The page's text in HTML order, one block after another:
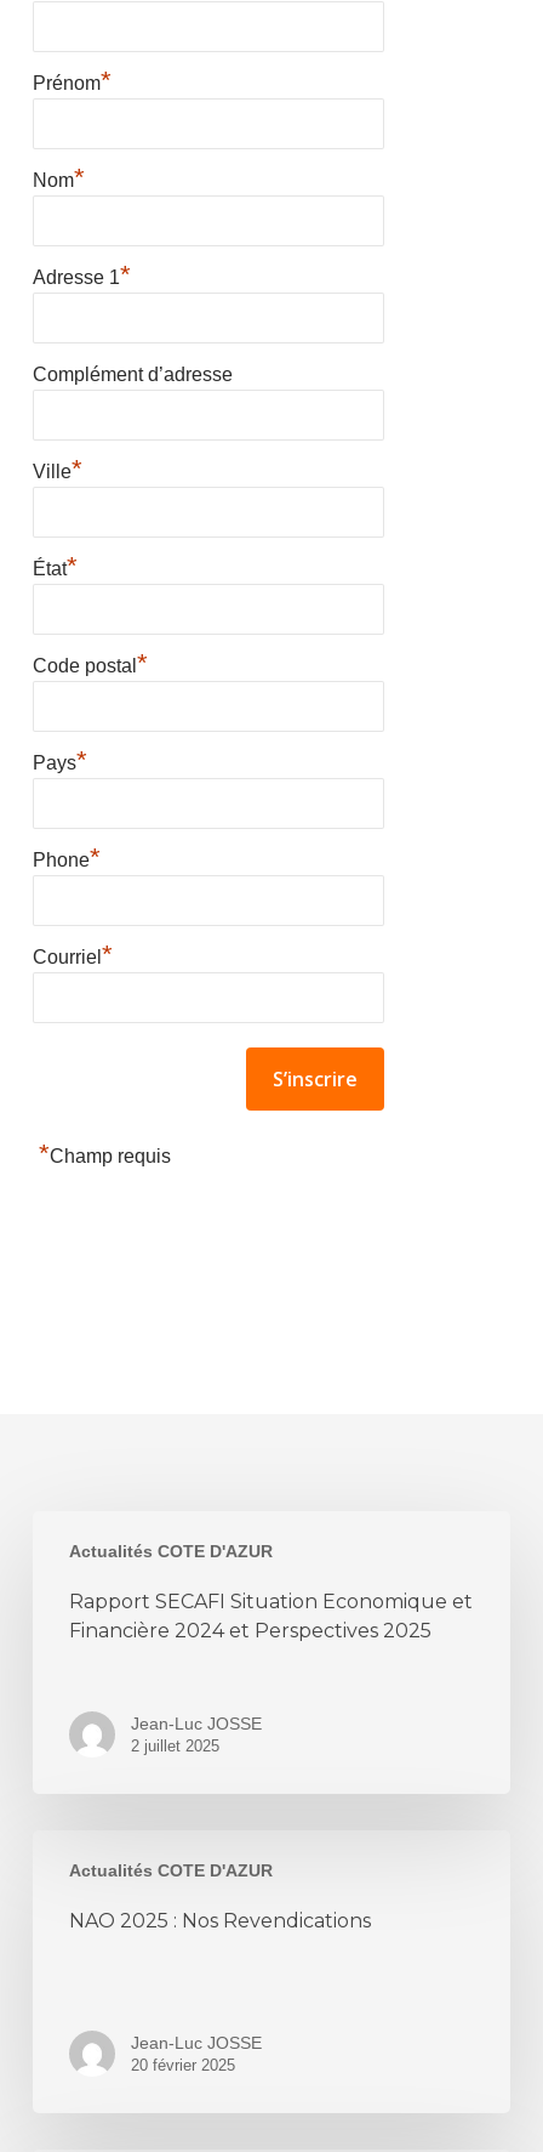
Prénom*
Nom*
Adresse 1*
Complément d’adresse
Ville*
État*
Code postal *
Pays*
Phone*
Courriel *
*Champ requis
Actualités COTE D'AZUR
SECAFI
Economique
Rapport SECAFI Situation Economique et
Financière 2024 et Perspectives 2025
Jean-Luc JOSSE
2 juillet 2025
Actualités COTE D'AZUR
2025
NAO 2025 : Nos Revendications
Jean-Luc JOSSE
20 février 2025